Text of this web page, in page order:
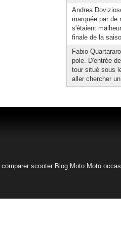
Andrea
marquée par de
s'étaient
finale de la
Fabio
pole. D'entrée
tour situé sous
aller chercher
comparer scooter Blog Moto Moto